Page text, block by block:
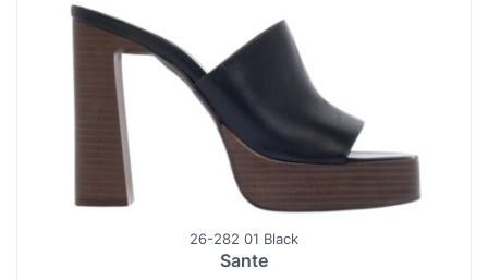
26-282 01 Black
Sante